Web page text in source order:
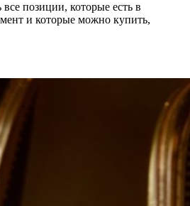
позиции, которые есть в
и которые можно купить,